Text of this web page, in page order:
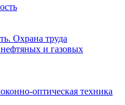
Охрана труда
нефтяных и газовых
оптическая техника